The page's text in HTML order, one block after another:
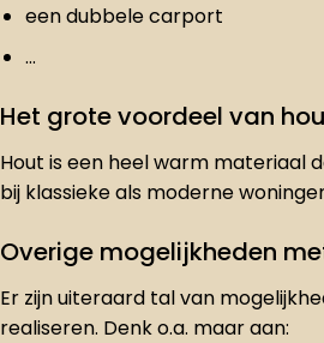
een dubbele carport
…
Het grote voordeel van
Hout is een heel warm materiaal
bij klassieke als moderne
Overige mogelijkheden
Er zijn uiteraard tal van
realiseren. Denk o.a. maar aan: